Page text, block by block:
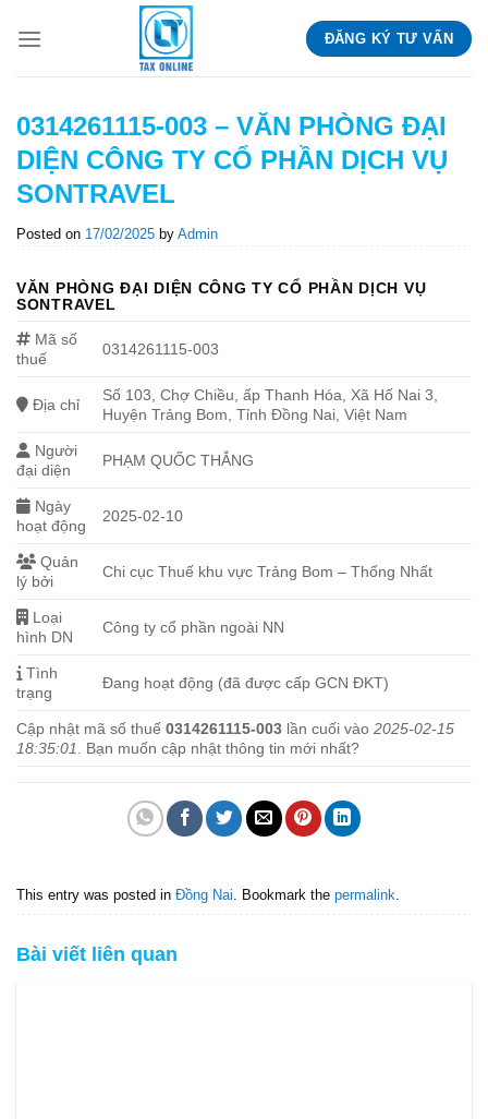
ĐĂNG KÝ TƯ VẤN
0314261115-003 – VĂN PHÒNG ĐẠI
DIỆN CÔNG TY CỔ PHẦN DỊCH VỤ
SONTRAVEL
Posted on 17/02/2025 by Admin
VĂN PHÒNG ĐẠI DIỆN CÔNG TY CỔ PHẦN DỊCH VỤ
SONTRAVEL
Mã số
thuế
0314261115-003
Địa chỉ
Số 103, Chợ Chiều, ấp Thanh Hóa, Xã Hố Nai 3,
Huyện Trảng Bom, Tỉnh Đồng Nai, Việt Nam
Người
đại diện
PHẠM QUỐC THẮNG
Ngày
hoạt động
2025-02-10
Quản
lý bởi
Chi cục Thuế khu vực Trảng Bom – Thống Nhất
Loại
hình DN
Công ty cổ phần ngoài NN
Tình
trạng
Đang hoạt động (đã được cấp GCN ĐKT)
Cập nhật mã số thuế 0314261115-003 lần cuối vào 2025-02-15
18:35:01
. Bạn muốn cập nhật thông tin mới nhất?
This entry was posted in Đồng Nai . Bookmark the permalink
Bài viết liên quan